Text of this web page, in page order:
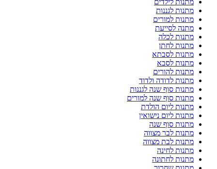
מתנות לילדים
מתנות לגננות
מתנות למורים
מתנה לסייעת
מתנות לכלה
מתנות לחתן
מתנות לסבתא
מתנות לסבא
מתנות להורים
מתנות לדודה ולדוד
מתנות סוף שנה לגננות
מתנות סוף שנה למורים
מתנות ליום הולדת
מתנות ליום נישואין
מתנות סוף שנה
מתנות לבר מצווה
מתנות לבת מצווה
מתנות לחינה
מתנות לחתונה